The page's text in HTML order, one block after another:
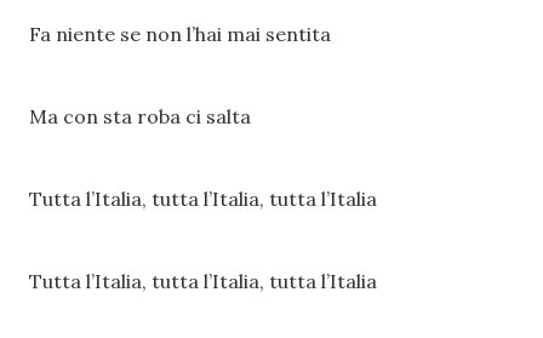
Fa niente se non l’hai mai sentita
Ma con sta roba ci salta
Tutta l’Italia, tutta l’Italia, tutta l’Italia
Tutta l’Italia, tutta l’Italia, tutta l’Italia